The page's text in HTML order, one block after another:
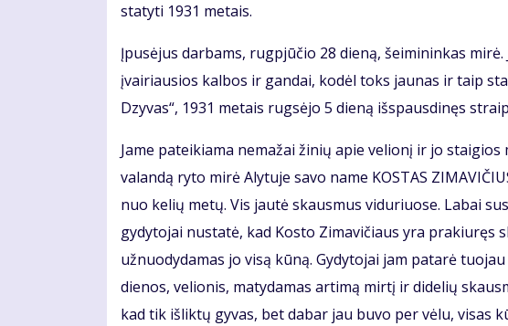
statyti 1931 metais.
Įpusėjus darbams, rugpjūčio 28 dieną, šeimininkas
įvairiausios kalbos ir gandai, kodėl toks jaunas ir taip
Dzyvas“, 1931 metais rugsėjo 5 dieną išspausdinęs
Jame pateikiama nemažai žinių apie velionį ir jo
valandą ryto mirė Alytuje savo name KOSTAS
nuo kelių metų. Vis jautė skausmus viduriuose. Labai
gydytojai nustatė, kad Kosto Zimavičiaus yra prakiuręs
užnuodydamas jo visą kūną. Gydytojai jam patarė
dienos, velionis, matydamas artimą mirtį ir didelių
kad tik išliktų gyvas, bet dabar jau buvo per vėlu, visas